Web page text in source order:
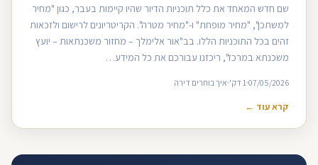
שם חדש המאחד את כלל תוכניות הדיור שהיו קיימות בעבר, כגון "מחיר
למשתכן", "מחיר מופחת" ו-"מחיר מטרה". הקריטריונים לרישום ולזכאות
זהים בכל התוכניות הללו. בב"אור אלימלך – מחזור משכנתאות – יועץ
משכנתא במרכז", ריכזנו עבורכם את כל המידע…
07/05/2026 1 דק' איך בוחרים דירה
קרא עוד ←